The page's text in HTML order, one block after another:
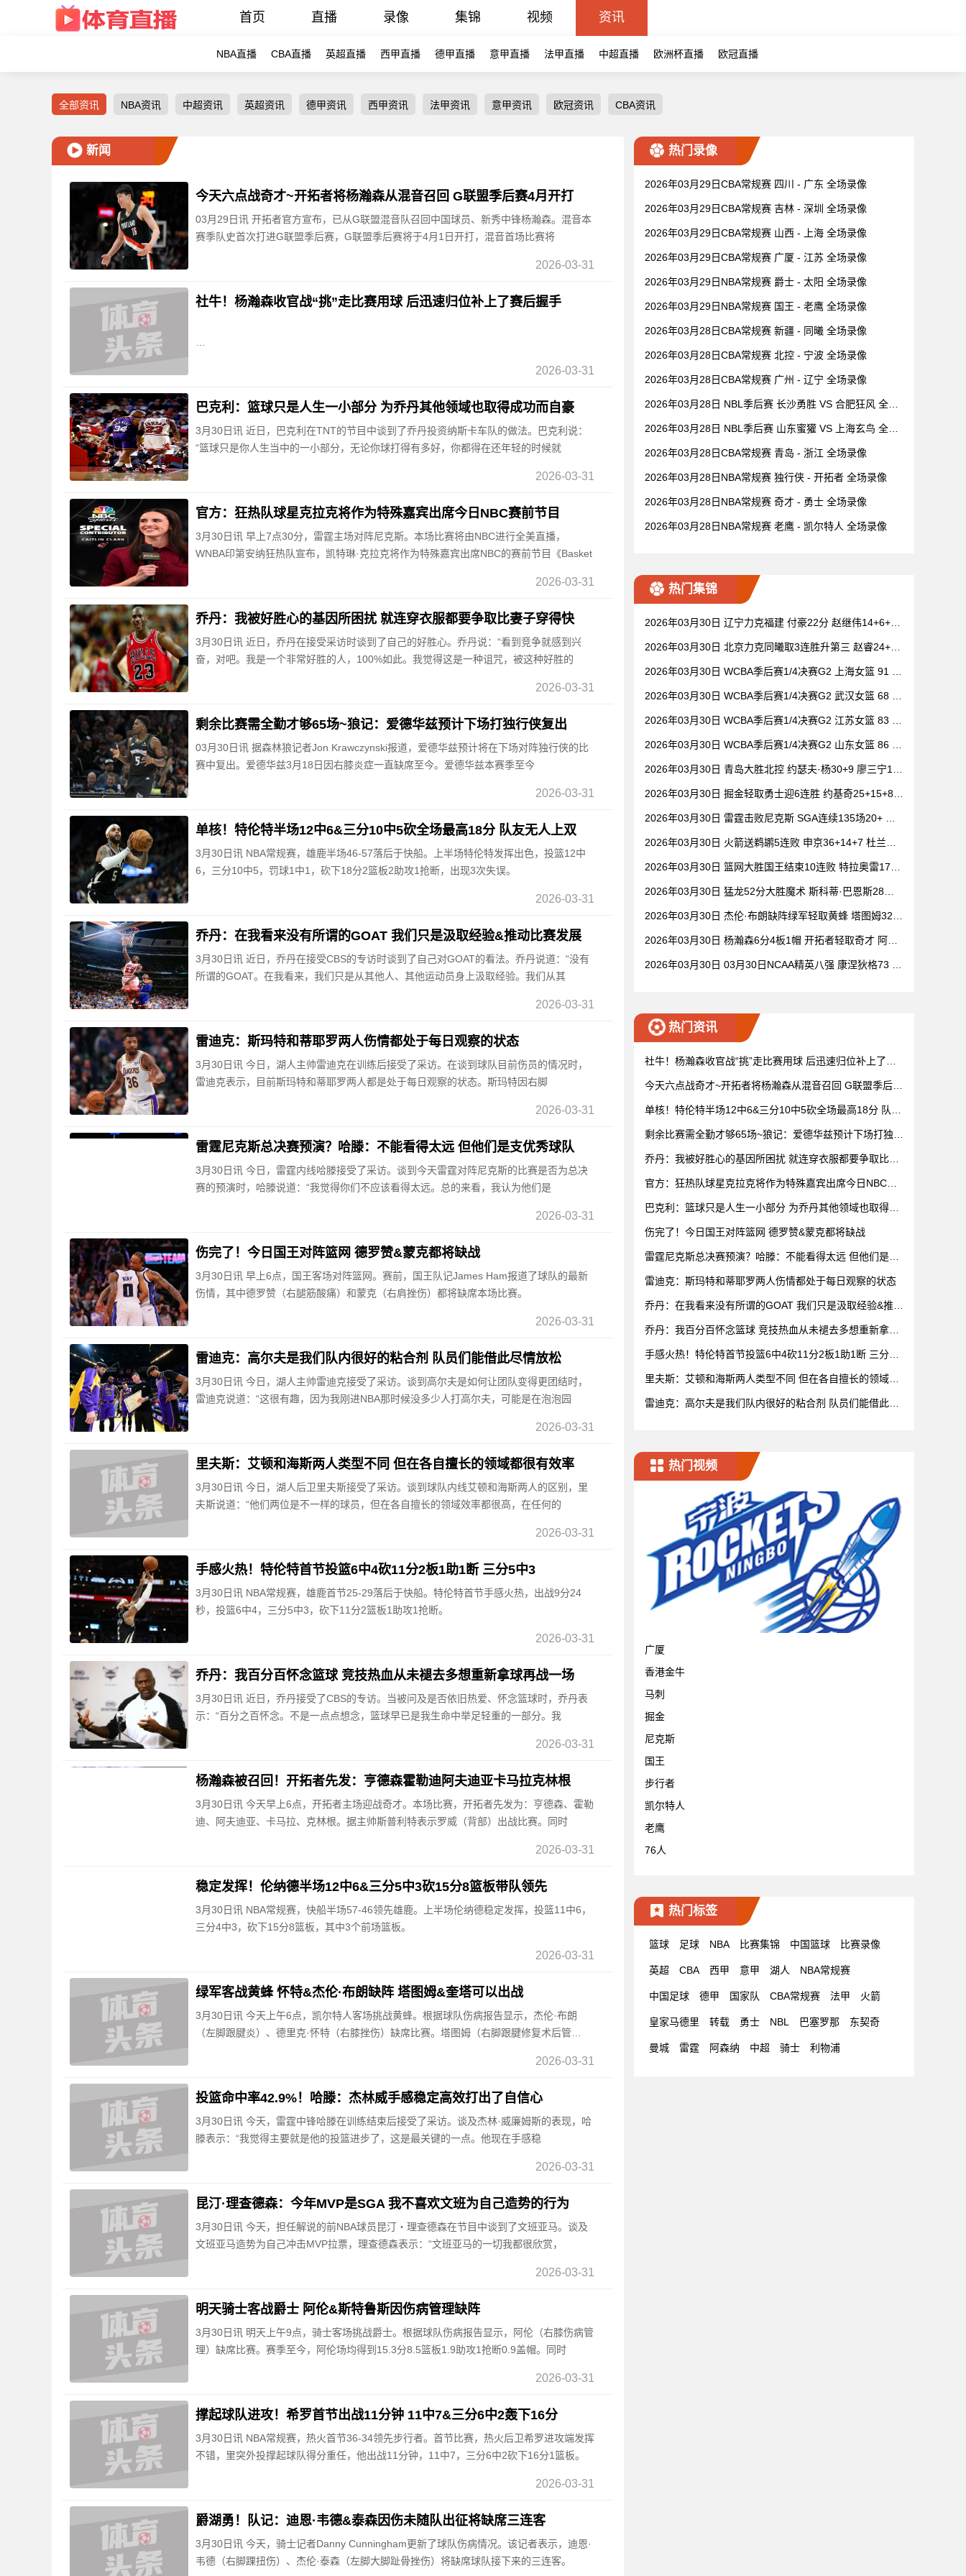
首页 直播 录像 集锦 视频 资讯
NBA直播 CBA直播 英超直播 西甲直播 德甲直播 意甲直播 法甲直播 中超直播 欧洲杯直播 欧冠直播
全部资讯 NBA资讯 中超资讯 英超资讯 德甲资讯 西甲资讯 法甲资讯 意甲资讯 欧冠资讯 CBA资讯
新闻
今天六点战奇才~开拓者将杨瀚森从混音召回 G联盟季后赛4月开打
03月29日讯 开拓者官方宣布，已从G联盟混音队召回中国球员、新秀中锋杨瀚森。混音本
赛季队史首次打进G联盟季后赛，G联盟季后赛将于4月1日开打，混音首场比赛将
2026-03-31
社牛！杨瀚森收官战“挑”走比赛用球 后迅速归位补上了赛后握手
2026-03-31
巴克利：篮球只是人生一小部分 为乔丹其他领域也取得成功而自豪
3月30日讯 近日，巴克利在TNT的节目中谈到了乔丹投资纳斯卡车队的做法。巴克利说：
“篮球只是你人生当中的一小部分，无论你球打得有多好，你都得在还年轻的时候就
2026-03-31
官方：狂热队球星克拉克将作为特殊嘉宾出席今日NBC赛前节目
3月30日讯 早上7点30分，雷霆主场对阵尼克斯。本场比赛将由NBC进行全美直播，
WNBA印第安纳狂热队宣布，凯特琳·克拉克将作为特殊嘉宾出席NBC的赛前节目《Basket
2026-03-31
乔丹：我被好胜心的基因所困扰 就连穿衣服都要争取比妻子穿得快
3月30日讯 近日，乔丹在接受采访时谈到了自己的好胜心。乔丹说：“看到竞争就感到兴
奋，对吧。我是一个非常好胜的人，100%如此。我觉得这是一种诅咒，被这种好胜的
2026-03-31
剩余比赛需全勤才够65场~狼记：爱德华兹预计下场打独行侠复出
03月30日讯 据森林狼记者Jon Krawczynski报道，爱德华兹预计将在下场对阵独行侠的比
赛中复出。爱德华兹3月18日因右膝炎症一直缺席至今。爱德华兹本赛季至今
2026-03-31
单核！特伦特半场12中6&三分10中5砍全场最高18分 队友无人上双
3月30日讯 NBA常规赛，雄鹿半场46-57落后于快船。上半场特伦特发挥出色，投篮12中
6，三分10中5，罚球1中1，砍下18分2篮板2助攻1抢断，出现3次失误。
2026-03-31
乔丹：在我看来没有所谓的GOAT 我们只是汲取经验&推动比赛发展
3月30日讯 近日，乔丹在接受CBS的专访时谈到了自己对GOAT的看法。乔丹说道：“没有
所谓的GOAT。在我看来，我们只是从其他人、其他运动员身上汲取经验。我们从其
2026-03-31
雷迪克：斯玛特和蒂耶罗两人伤情都处于每日观察的状态
3月30日讯 今日，湖人主帅雷迪克在训练后接受了采访。在谈到球队目前伤员的情况时，
雷迪克表示，目前斯玛特和蒂耶罗两人都是处于每日观察的状态。斯玛特因右脚
2026-03-31
雷霆尼克斯总决赛预演？哈滕：不能看得太远 但他们是支优秀球队
3月30日讯 今日，雷霆内线哈滕接受了采访。谈到今天雷霆对阵尼克斯的比赛是否为总决
赛的预演时，哈滕说道：“我觉得你们不应该看得太远。总的来看，我认为他们是
2026-03-31
伤完了！今日国王对阵篮网 德罗赞&蒙克都将缺战
3月30日讯 早上6点，国王客场对阵篮网。赛前，国王队记James Ham报道了球队的最新
伤情，其中德罗赞（右腿筋酸痛）和蒙克（右肩挫伤）都将缺席本场比赛。
2026-03-31
雷迪克：高尔夫是我们队内很好的粘合剂 队员们能借此尽情放松
3月30日讯 今日，湖人主帅雷迪克接受了采访。谈到高尔夫是如何让团队变得更团结时，
雷迪克说道：“这很有趣，因为我刚进NBA那时候没多少人打高尔夫，可能是在泡泡园
2026-03-31
里夫斯：艾顿和海斯两人类型不同 但在各自擅长的领域都很有效率
3月30日讯 今日，湖人后卫里夫斯接受了采访。谈到球队内线艾顿和海斯两人的区别，里
夫斯说道：“他们两位是不一样的球员，但在各自擅长的领域效率都很高，在任何的
2026-03-31
手感火热！特伦特首节投篮6中4砍11分2板1助1断 三分5中3
3月30日讯 NBA常规赛，雄鹿首节25-29落后于快船。特伦特首节手感火热，出战9分24
秒，投篮6中4，三分5中3，砍下11分2篮板1助攻1抢断。
2026-03-31
乔丹：我百分百怀念篮球 竞技热血从未褪去多想重新拿球再战一场
3月30日讯 近日，乔丹接受了CBS的专访。当被问及是否依旧热爱、怀念篮球时，乔丹表
示：“百分之百怀念。不是一点点想念，篮球早已是我生命中举足轻重的一部分。我
2026-03-31
杨瀚森被召回！开拓者先发：亨德森霍勒迪阿夫迪亚卡马拉克林根
3月30日讯 今天早上6点，开拓者主场迎战奇才。本场比赛，开拓者先发为：亨德森、霍勒
迪、阿夫迪亚、卡马拉、克林根。据主帅斯普利特表示罗威（背部）出战比赛。同时
2026-03-31
稳定发挥！伦纳德半场12中6&三分5中3砍15分8篮板带队领先
3月30日讯 NBA常规赛，快船半场57-46领先雄鹿。上半场伦纳德稳定发挥，投篮11中6，
三分4中3，砍下15分8篮板，其中3个前场篮板。
2026-03-31
绿军客战黄蜂 怀特&杰伦·布朗缺阵 塔图姆&奎塔可以出战
3月30日讯 今天上午6点，凯尔特人客场挑战黄蜂。根据球队伤病报告显示，杰伦·布朗
（左脚跟腱炎）、德里克·怀特（右膝挫伤）缺席比赛。塔图姆（右脚跟腱修复术后管
2026-03-31
投篮命中率42.9%！哈滕：杰林威手感稳定高效打出了自信心
3月30日讯 今天，雷霆中锋哈滕在训练结束后接受了采访。谈及杰林·威廉姆斯的表现，哈
滕表示：“我觉得主要就是他的投篮进步了，这是最关键的一点。他现在手感稳
2026-03-31
昆汀·理查德森：今年MVP是SGA 我不喜欢文班为自己造势的行为
3月30日讯 今天，担任解说的前NBA球员昆汀・理查德森在节目中谈到了文班亚马。谈及
文班亚马造势为自己冲击MVP拉票，理查德森表示：“文班亚马的一切我都很欣赏，
2026-03-31
明天骑士客战爵士 阿伦&斯特鲁斯因伤病管理缺阵
3月30日讯 明天上午9点，骑士客场挑战爵士。根据球队伤病报告显示，阿伦（右膝伤病管
理）缺席比赛。赛季至今，阿伦场均得到15.3分8.5篮板1.9助攻1抢断0.9盖帽。同时
2026-03-31
撑起球队进攻！希罗首节出战11分钟 11中7&三分6中2轰下16分
3月30日讯 NBA常规赛，热火首节36-34领先步行者。首节比赛，热火后卫希罗进攻端发挥
不错，里突外投撑起球队得分重任，他出战11分钟，11中7，三分6中2砍下16分1篮板。
2026-03-31
爵湖勇！队记：迪恩·韦德&泰森因伤未随队出征将缺席三连客
3月30日讯 今天，骑士记者Danny Cunningham更新了球队伤病情况。该记者表示，迪恩·
韦德（右脚踝扭伤）、杰伦·泰森（左脚大脚趾骨挫伤）将缺席球队接下来的三连客。
热门录像
2026年03月29日CBA常规赛 四川 - 广东 全场录像
2026年03月29日CBA常规赛 吉林 - 深圳 全场录像
2026年03月29日CBA常规赛 山西 - 上海 全场录像
2026年03月29日CBA常规赛 广厦 - 江苏 全场录像
2026年03月29日NBA常规赛 爵士 - 太阳 全场录像
2026年03月29日NBA常规赛 国王 - 老鹰 全场录像
2026年03月28日CBA常规赛 新疆 - 同曦 全场录像
2026年03月28日CBA常规赛 北控 - 宁波 全场录像
2026年03月28日CBA常规赛 广州 - 辽宁 全场录像
2026年03月28日 NBL季后赛 长沙勇胜 VS 合肥狂风 全场
2026年03月28日 NBL季后赛 山东蜜獾 VS 上海玄鸟 全场
2026年03月28日CBA常规赛 青岛 - 浙江 全场录像
2026年03月28日NBA常规赛 独行侠 - 开拓者 全场录像
2026年03月28日NBA常规赛 奇才 - 勇士 全场录像
2026年03月28日NBA常规赛 老鹰 - 凯尔特人 全场录像
热门集锦
2026年03月30日 辽宁力克福建 付豪22分 赵继伟14+6+11
2026年03月30日 北京力克同曦取3连胜升第三 赵睿24+6
2026年03月30日 WCBA季后赛1/4决赛G2 上海女篮 91 -
2026年03月30日 WCBA季后赛1/4决赛G2 武汉女篮 68 -
2026年03月30日 WCBA季后赛1/4决赛G2 江苏女篮 83 -
2026年03月30日 WCBA季后赛1/4决赛G2 山东女篮 86 -
2026年03月30日 青岛大胜北控 约瑟夫·杨30+9 廖三宁15
2026年03月30日 掘金轻取勇士迎6连胜 约基奇25+15+8
2026年03月30日 雷霆击败尼克斯 SGA连续135场20+ 布
2026年03月30日 火箭送鹈鹕5连败 申京36+14+7 杜兰特2
2026年03月30日 篮网大胜国王结束10连败 特拉奥雷17+6
2026年03月30日 猛龙52分大胜魔术 斯科蒂·巴恩斯28分
2026年03月30日 杰伦·布朗缺阵绿军轻取黄蜂 塔图姆32+
2026年03月30日 杨瀚森6分4板1帽 开拓者轻取奇才 阿夫
2026年03月30日 03月30日NCAA精英八强 康涅狄格73 -
热门资讯
社牛！杨瀚森收官战“挑”走比赛用球 后迅速归位补上了赛
今天六点战奇才~开拓者将杨瀚森从混音召回 G联盟季后赛
单核！特伦特半场12中6&三分10中5砍全场最高18分 队友
剩余比赛需全勤才够65场~狼记：爱德华兹预计下场打独行
乔丹：我被好胜心的基因所困扰 就连穿衣服都要争取比妻
官方：狂热队球星克拉克将作为特殊嘉宾出席今日NBC赛
巴克利：篮球只是人生一小部分 为乔丹其他领域也取得成
伤完了！今日国王对阵篮网 德罗赞&蒙克都将缺战
雷霆尼克斯总决赛预演？哈滕：不能看得太远 但他们是支
雷迪克：斯玛特和蒂耶罗两人伤情都处于每日观察的状态
乔丹：在我看来没有所谓的GOAT 我们只是汲取经验&推动
乔丹：我百分百怀念篮球 竞技热血从未褪去多想重新拿球
手感火热！特伦特首节投篮6中4砍11分2板1助1断 三分5
里夫斯：艾顿和海斯两人类型不同 但在各自擅长的领域都
雷迪克：高尔夫是我们队内很好的粘合剂 队员们能借此尽
热门视频
广厦
香港金牛
马刺
掘金
尼克斯
国王
步行者
凯尔特人
老鹰
76人
热门标签
篮球 足球 NBA 比赛集锦 中国篮球 比赛录像
英超 CBA 西甲 意甲 湖人 NBA常规赛
中国足球 德甲 国家队 CBA常规赛 法甲 火箭
皇家马德里 转载 勇士 NBL 巴塞罗那 东契奇
曼城 雷霆 阿森纳 中超 骑士 利物浦